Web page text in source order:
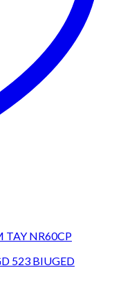
TAY NR60CP